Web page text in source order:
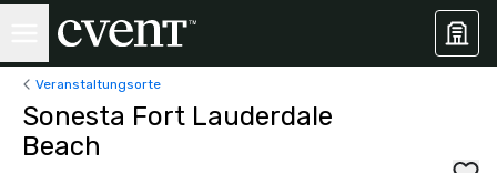
Veranstaltungsorte
Sonesta Fort Lauderdale
Beach